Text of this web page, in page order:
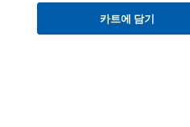
카트에 담기